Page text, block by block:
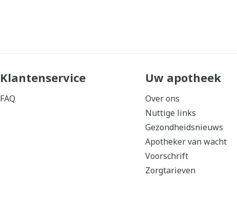
Klantenservice
FAQ
Uw apotheek
Over ons
Nuttige links
Gezondheidsnieuws
Apotheker van wacht
Voorschrift
Zorgtarieven